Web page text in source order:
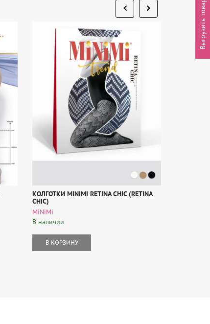
КОЛГОТКИ MINIMI RETINA CHIC (RETINA
CHIC)
MiNiMi
В наличии
В КОРЗИНУ
Выгрузить товары